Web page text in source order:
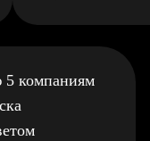
5 компаниям